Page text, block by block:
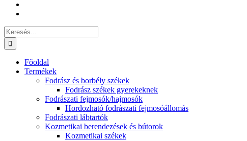
Keresés...
Főoldal
Termékek
Fodrász és borbély székek
Fodrász székek gyerekeknek
Fodrászati fejmosók/hajmosók
Hordozható fodrászati fejmosóállomás
Fodrászati lábtartók
Kozmetikai berendezések és bútorok
Kozmetikai székek